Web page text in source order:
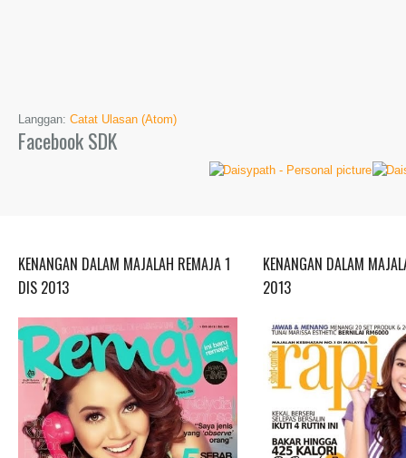
Langgan: Catat Ulasan (Atom)
Facebook SDK
KENANGAN DALAM MAJALAH REMAJA 1
DIS 2013
KENANGAN DALAM
2013